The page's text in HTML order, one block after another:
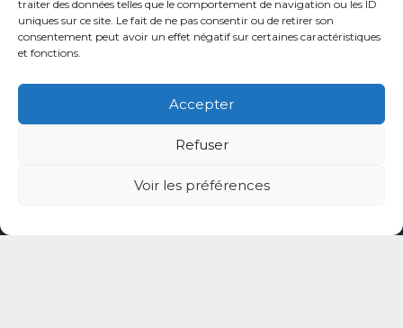
traiter des données telles que le comportement de navigation ou les ID
uniques sur ce site. Le fait de ne pas consentir ou de retirer son
consentement peut avoir un effet négatif sur certaines caractéristiques
et fonctions.
Accepter
Refuser
Voir les préférences
© CPTS Autour du Patient
Votre CPTS
Professionnels de santé